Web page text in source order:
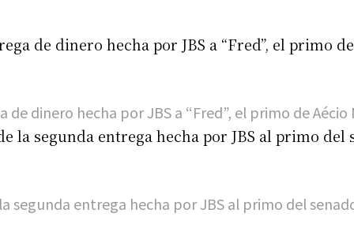
de dinero hecha por JBS a “Fred”, el primo de Aécio
segunda entrega hecha por JBS al primo del